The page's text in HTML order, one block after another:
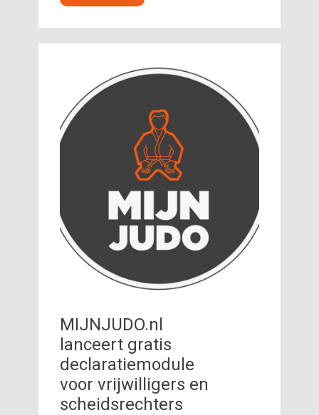
MIJNJUDO.nl
lanceert gratis
declaratiemodule
voor vrijwilligers en
scheidsrechters